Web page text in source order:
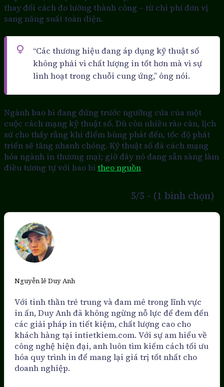
thay đổi cách đo lường thành công – từ chi phí đơn vị
sang năng suất toàn diện.
“Các thương hiệu đang áp dụng kỹ thuật số
không phải vì chất lượng in tốt hơn mà vì sự
linh hoạt trong chuỗi cung ứng,” ông nói.
Ngành bao bì đang đứng trước ngưỡng cửa của một
cuộc cách mạng kỹ thuật số. Dù còn nhiều rào cản, lịch
sử cho thấy rằng khi điểm bùng phát đến, tốc độ phát
triển sẽ tăng nhanh chóng. Kỹ thuật số đã cách mạng
hóa ngành in thương mại; giờ đây nó đang sẵn sàng làm
điều tương tự với bao bìtheo nguồn
5/5 - (1 bình chọn)
Nguyễn lê Duy Anh
Với tinh thần trẻ trung và đam mê trong lĩnh vực
in ấn, Duy Anh đã không ngừng nỗ lực để đem đến
các giải pháp in tiết kiệm, chất lượng cao cho
khách hàng tại intietkiem.com. Với sự am hiểu về
công nghệ hiện đại, anh luôn tìm kiếm cách tối ưu
hóa quy trình in để mang lại giá trị tốt nhất cho
doanh nghiệp.